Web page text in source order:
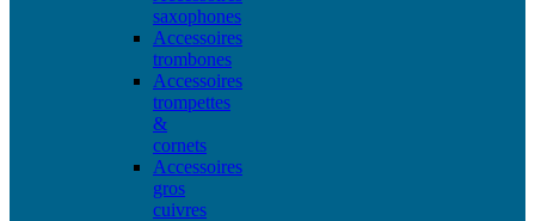
saxophones
Accessoires
trombones
Accessoires
trompettes
&
cornets
Accessoires
gros
cuivres